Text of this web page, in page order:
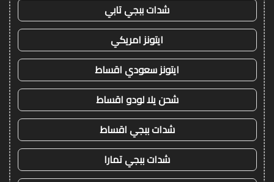
شدات ببجي تابي
ايتونز امريكي
ايتونز سعودي اقساط
شحن يلا لودو اقساط
شدات ببجي اقساط
شدات ببجي تمارا